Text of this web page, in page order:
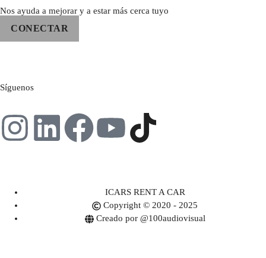
Nos ayuda a mejorar y a estar más cerca tuyo
CONECTAR
Síguenos
ICARS RENT A CAR
Copyright © 2020 - 2025
Creado por @100audiovisual